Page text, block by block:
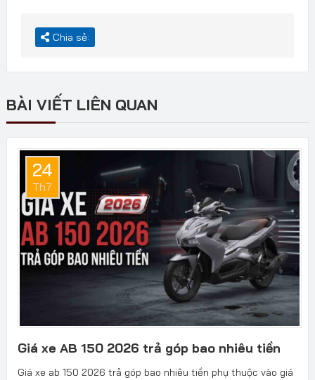
Chia sẻ:
BÀI VIẾT LIÊN QUAN
24
Th7
Giá xe AB 150 2026 trả góp bao nhiêu tiền
Giá xe ab 150 2026 trả góp bao nhiêu tiền phụ thuộc vào giá